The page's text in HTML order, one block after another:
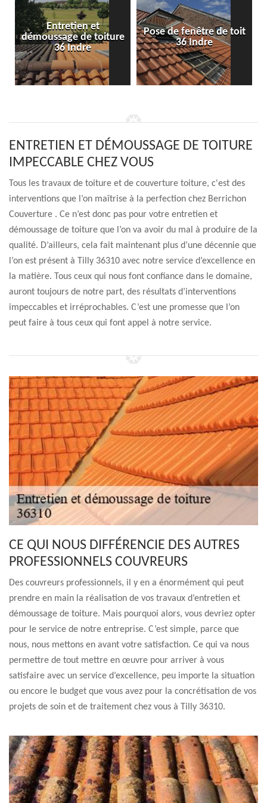
Entretien et
démoussage de toiture
36 Indre
Pose de fenêtre de toit
36 Indre
ENTRETIEN ET DÉMOUSSAGE DE TOITURE
IMPECCABLE CHEZ VOUS
Tous les travaux de toiture et de couverture toiture, c'est des
interventions que l’on maîtrise à la perfection chez Berrichon
Couverture . Ce n’est donc pas pour votre entretien et
démoussage de toiture que l’on va avoir du mal à produire de la
qualité. D’ailleurs, cela fait maintenant plus d’une décennie que
l’on est présent à Tilly 36310 avec notre service d’excellence en
la matière. Tous ceux qui nous font confiance dans le domaine,
auront toujours de notre part, des résultats d’interventions
impeccables et irréprochables. C’est une promesse que l’on
peut faire à tous ceux qui font appel à notre service.
CE QUI NOUS DIFFÉRENCIE DES AUTRES
PROFESSIONNELS COUVREURS
Des couvreurs professionnels, il y en a énormément qui peut
prendre en main la réalisation de vos travaux d’entretien et
démoussage de toiture. Mais pourquoi alors, vous devriez opter
pour le service de notre entreprise. C’est simple, parce que
nous, nous mettons en avant votre satisfaction. Ce qui va nous
permettre de tout mettre en œuvre pour arriver à vous
satisfaire avec un service d’excellence, peu importe la situation
ou encore le budget que vous avez pour la concrétisation de vos
projets de soin et de traitement chez vous à Tilly 36310.